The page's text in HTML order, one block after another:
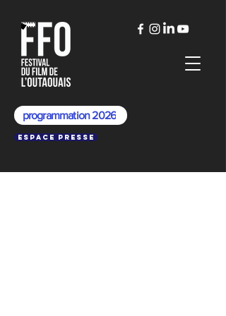
programmation 2026
Espace presse